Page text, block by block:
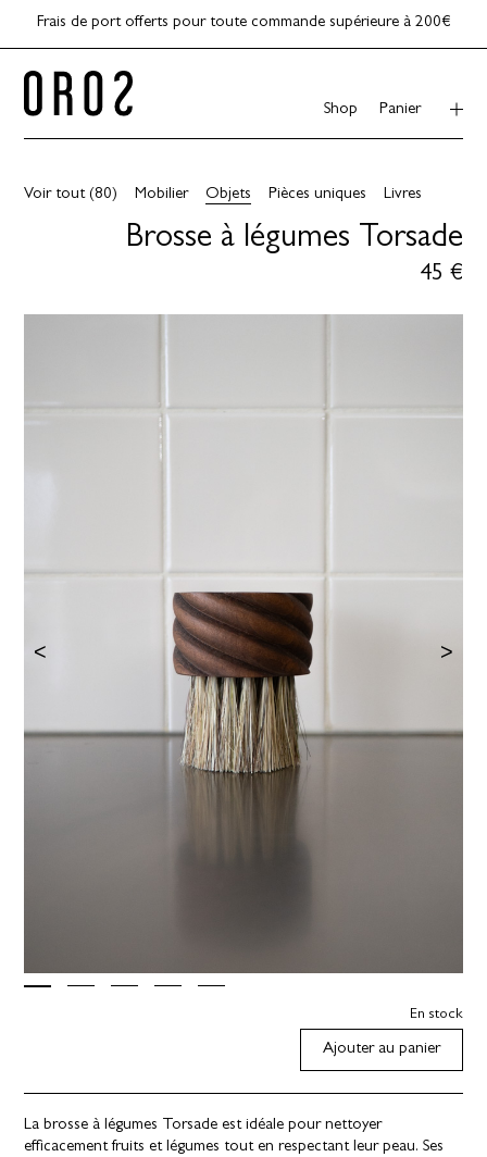
Frais de port offerts pour toute commande supérieure à 200€
Shop Panier
Voir tout (80) Mobilier Objets Pièces uniques Livres
Brosse à légumes Torsade
45 €
En stock
Ajouter au panier
La brosse à légumes Torsade est idéale pour nettoyer
efficacement fruits et légumes tout en respectant leur peau. Ses